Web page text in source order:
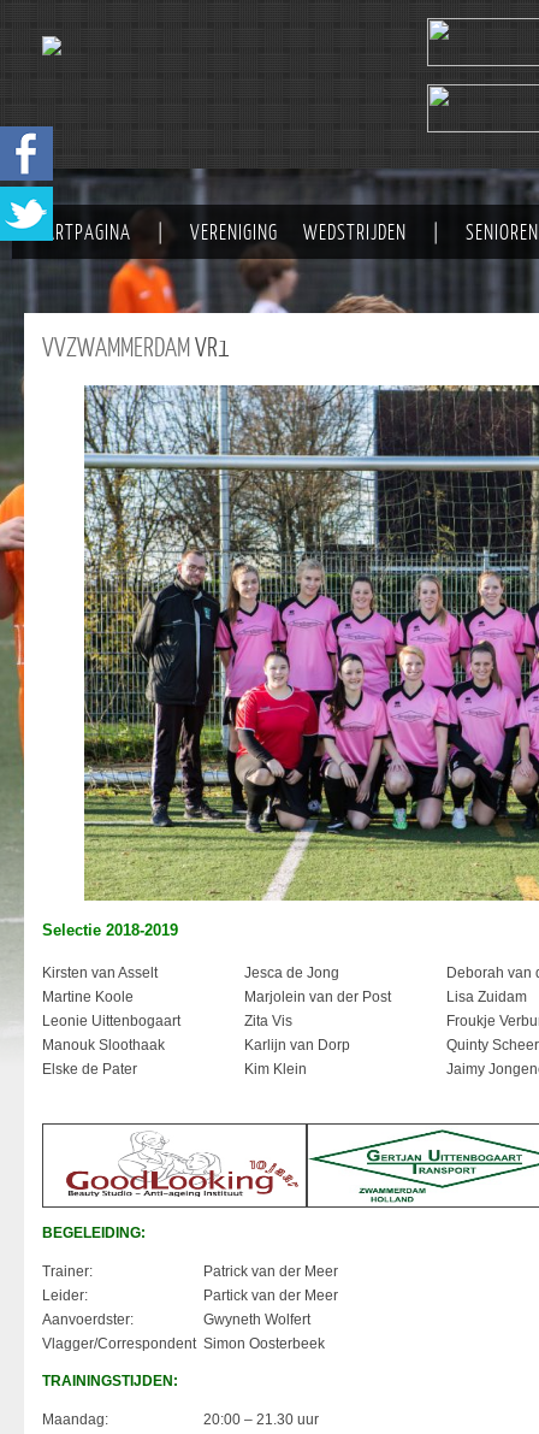
STARTPAGINA VERENIGING WEDSTRIJDEN SENIOREN
VVZWAMMERDAMVR1
Selectie 2018-2019
Kirsten van Asselt Jesca de Jong
Deborah van
Martine Koole
Marjolein van der Post
Lisa Zuidam
Leonie Uittenbogaart
Zita Vis
Froukje
Manouk Sloothaak
Karlijn van Dorp
Quinty Scheer
Elske de Pater
Kim Klein Jaimy
BEGELEIDING:
Trainer:
Patrick van der Meer
Leider:
Partick van der Meer
Aanvoerdster:
Gwyneth Wolfert
Vlagger/Correspondent Simon Oosterbeek
TRAININGSTIJDEN:
Maandag:
20:00 – 21.30 uur